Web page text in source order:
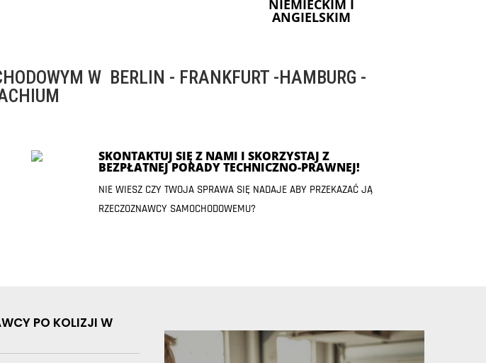
NIEMIECKIM I
ANGIELSKIM
W BERLIN - FRANKFURT -HAMBURG -
SKONTAKTUJ SIĘ Z NAMI I SKORZYSTAJ Z
BEZPŁATNEJ PORADY TECHNICZNO-PRAWNEJ!
NIE WIESZ CZY TWOJA SPRAWA SIĘ NADAJE ABY PRZEKAZAĆ JĄ
RZECZOZNAWCY SAMOCHODOWEMU?
PO KOLIZJI W